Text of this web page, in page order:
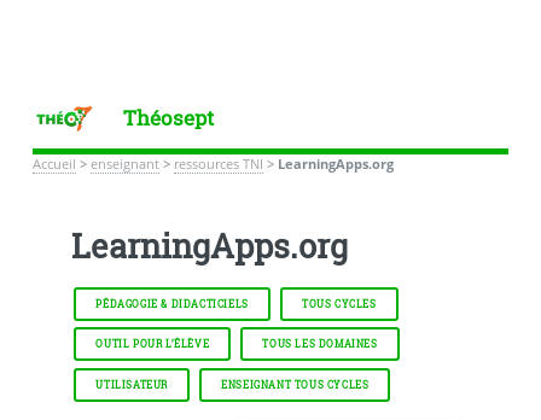
Théosept
Accueil > enseignant> ressources TNI > LearningApps.org
LearningApps.org
PÉDAGOGIE & DIDACTICIELS TOUS CYCLES
OUTIL POUR L’ÉLÈVE TOUS LES DOMAINES
UTILISATEUR ENSEIGNANT TOUS CYCLES